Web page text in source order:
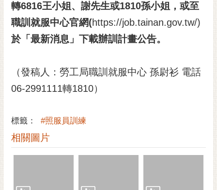
轉6816王小姐、謝先生或1810孫小姐，或至
職訓就服中心官網(https://job.tainan.gov.tw/)
於「最新消息」下載辦訓計畫公告。
（發稿人：勞工局職訓就服中心 孫尉衫 電話
06-2991111轉1810）
標籤： #照服員訓練
相關圖片